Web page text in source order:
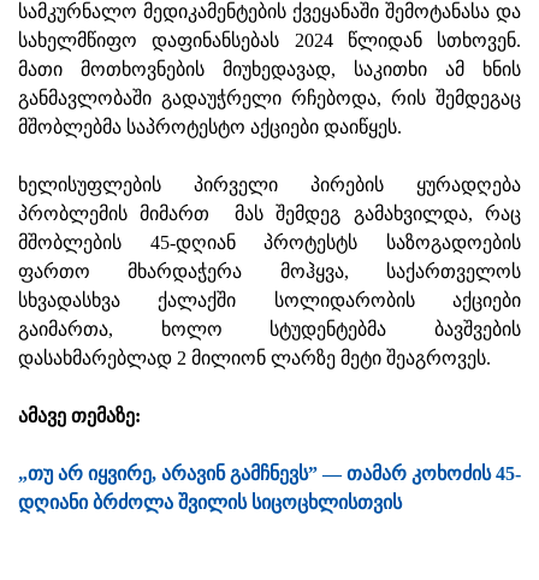
სამკურნალო მედიკამენტების ქვეყანაში შემოტანასა და
სახელმწიფო დაფინანსებას 2024 წლიდან სთხოვენ.
მათი მოთხოვნების მიუხედავად, საკითხი ამ ხნის
განმავლობაში გადაუჭრელი რჩებოდა, რის შემდეგაც
მშობლებმა საპროტესტო აქციები დაიწყეს.
ხელისუფლების პირველი პირების ყურადღება
პრობლემის მიმართ მას შემდეგ გამახვილდა, რაც
მშობლების 45-დღიან პროტესტს საზოგადოების
ფართო მხარდაჭერა მოჰყვა, საქართველოს
სხვადასხვა ქალაქში სოლიდარობის აქციები
გაიმართა, ხოლო სტუდენტებმა ბავშვების
დასახმარებლად 2 მილიონ ლარზე მეტი შეაგროვეს.
ამავე თემაზე:
„თუ არ იყვირე, არავინ გამჩნევს” — თამარ კოხოძის 45-
დღიანი ბრძოლა შვილის სიცოცხლისთვის